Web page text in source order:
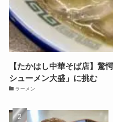
【たかはし中華そば店】驚
シューメン大盛」に挑む
ラーメン